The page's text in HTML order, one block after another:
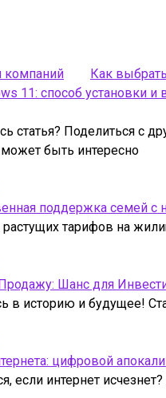
компаний Как
11: способ установки
статья? Поделиться с
быть интересно
поддержка семей
растущих тарифов на
Шанс для
в историю и будущее!
цифровой
если интернет